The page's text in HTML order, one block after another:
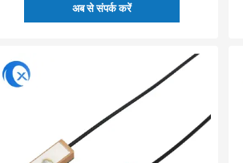
अब से संपर्क करें